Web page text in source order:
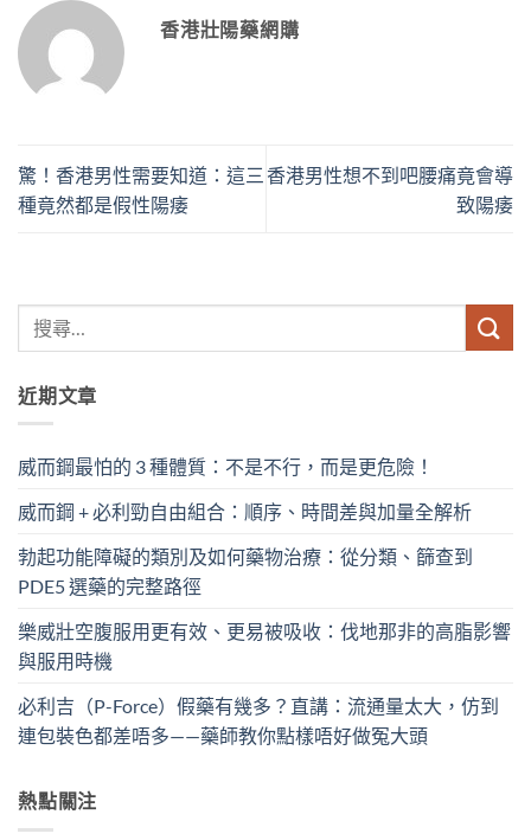
香港壯陽藥網購
驚！香港男性需要知道：這三
種竟然都是假性陽痿
香港男性想不到吧腰痛竟會導
致陽痿
近期文章
威而鋼最怕的 3 種體質：不是不行，而是更危險！
威而鋼 + 必利勁自由組合：順序、時間差與加量全解析
勃起功能障礙的類別及如何藥物治療：從分類、篩查到
PDE5 選藥的完整路徑
樂威壯空腹服用更有效、更易被吸收：伐地那非的高脂影響
與服用時機
必利吉（P-Force）假藥有幾多？直講：流通量太大，仿到
連包裝色都差唔多——藥師教你點樣唔好做冤大頭
熱點關注